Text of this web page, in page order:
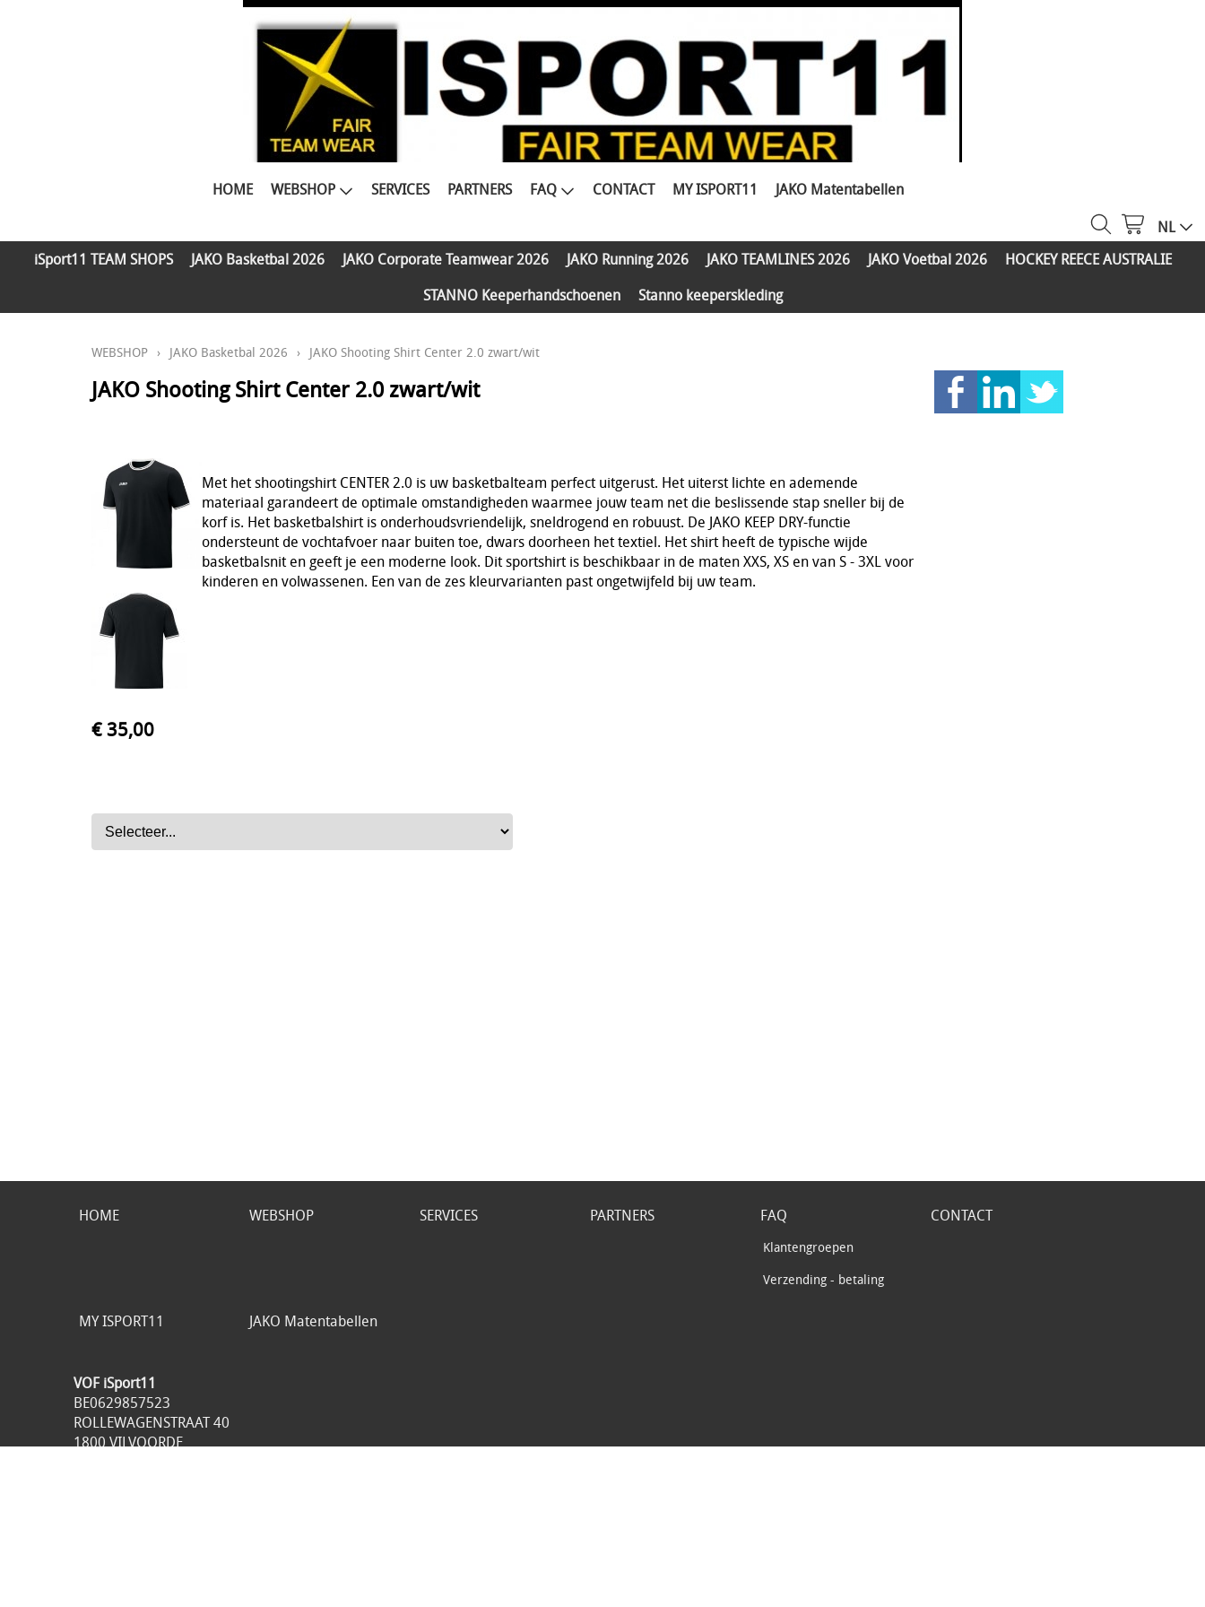
HOME WEBSHOP SERVICES PARTNERS FAQ CONTACT MY ISPORT11
JAKO Matentabellen
NL
iSport11 TEAM SHOPS
JAKO Basketbal 2026 JAKO Corporate Teamwear 2026 JAKO Running 2026 JAKO TEAMLINES 2026 JAKO Voetbal 2026
HOCKEY REECE AUSTRALIE
STANNO Keeperhandschoenen
Stanno keeperskleding
WEBSHOP › JAKO Basketbal 2026 › JAKO Shooting Shirt Center 2.0 zwart/wit
JAKO Shooting Shirt Center 2.0 zwart/wit
Met het shootingshirt CENTER 2.0 is uw basketbalteam perfect uitgerust. Het uiterst lichte en ademende
materiaal garandeert de optimale omstandigheden waarmee jouw team net die beslissende stap sneller bij de
korf is. Het basketbalshirt is onderhoudsvriendelijk, sneldrogend en robuust. De JAKO KEEP DRY-functie
ondersteunt de vochtafvoer naar buiten toe, dwars doorheen het textiel. Het shirt heeft de typische wijde
basketbalsnit en geeft je een moderne look. Dit sportshirt is beschikbaar in de maten XXS, XS en van S - 3XL voor
kinderen en volwassenen. Een van de zes kleurvarianten past ongetwijfeld bij uw team.
€ 35,00
HOME WEBSHOP SERVICES PARTNERS FAQ
Klantengroepen
Verzending - betaling
CONTACT
MY ISPORT11 JAKO Matentabellen
VOF iSport11
BE0629857523
ROLLEWAGENSTRAAT 40
1800 VILVOORDE